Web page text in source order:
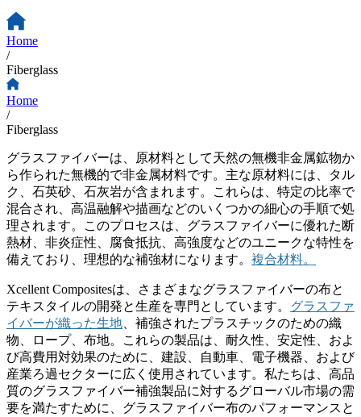
Home
/
Fiberglass
Home
/
Fiberglass
グラスファイバーは、原材料として天然の無機非金属鉱物か
ら作られた無機的で非金属材料です。主な原材料には、タル
ク、石英砂、石灰岩が含まれます。これらは、特定の比率で
混合され、高温融解や描画などのいくつかの細心の手順で処
理されます。このプロセスは、グラスファイバーに優れた断
熱材、非炎症性、腐食抵抗、高強度などのユニークな特性を
備えており、理想的な補強材になります。 複合材料。
Xcellent Compositesは、さまざまなグラスファイバーの布と
テキスタイルの開発と生産を専門としています。 グラスファ
イバーが織った生地 、補強されたプラスチックのための織
物、ロープ、布地。これらの製品は、耐久性、安定性、およ
び高費用対効果のために、建設、自動車、電子機器、および
産業ろ過セクターに広く使用されています。私たちは、高品
質のグラスファイバー補強製品に対するグローバル市場の需
要を満たすために、グラスファイバー布のパフォーマンスと